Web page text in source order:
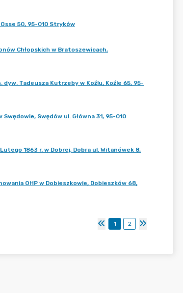
50, 95-010 Stryków
Chłopskich w Bratoszewicach,
dyw. Tadeusza Kutrzeby w Koźlu, Koźle 65, 95-
Swędów ul. Główna 31, 95-010
1863 r. w Dobrej, Dobra ul. Witanówek 8,
OHP w Dobieszkowie, Dobieszków 68,
1 2